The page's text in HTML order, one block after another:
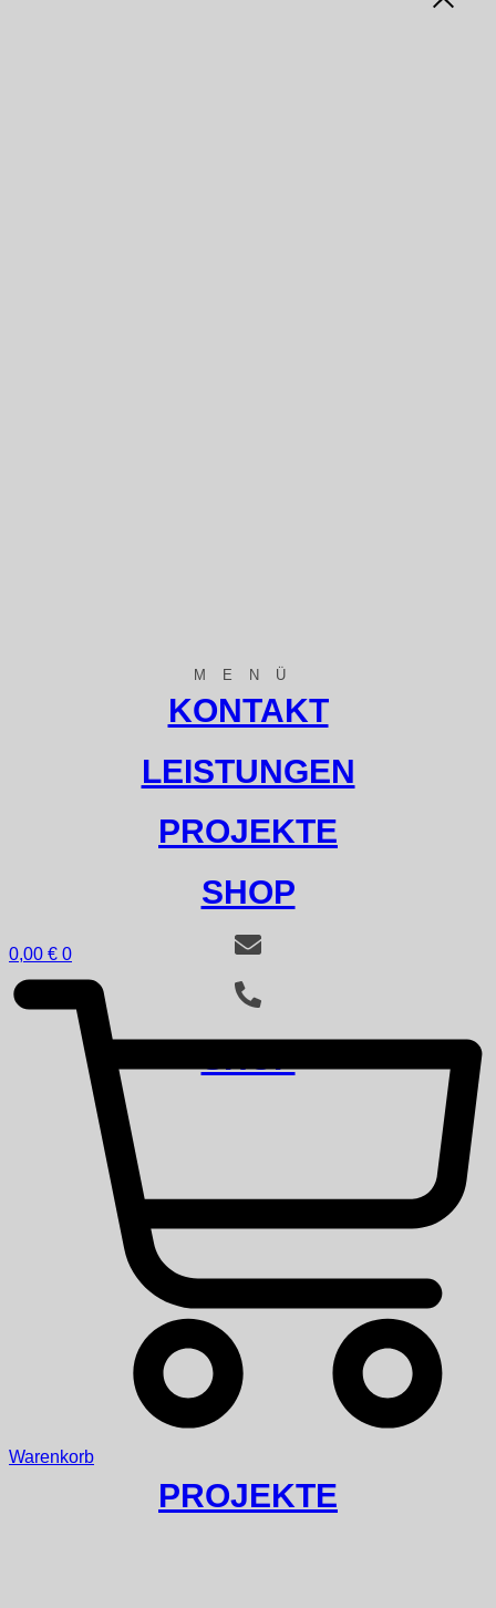
MENÜ
KONTAKT
LEISTUNGEN
PROJEKTE
SHOP
0,00 € 0
Warenkorb
PROJEKTE